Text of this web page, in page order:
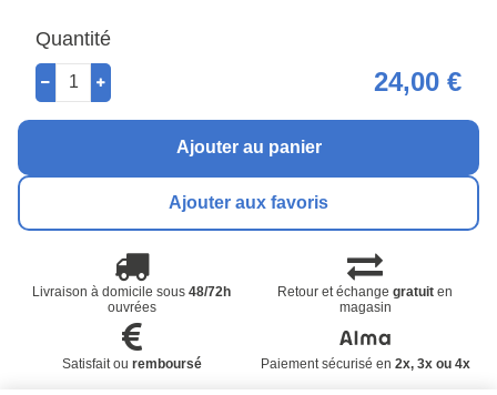
Quantité
24,00 €
Ajouter au panier
Ajouter aux favoris
Livraison à domicile sous48/72h
ouvrées
Retour et échangegratuit en
magasin
Satisfait ou remboursé Paiement sécurisé en 2x, 3x ou 4x